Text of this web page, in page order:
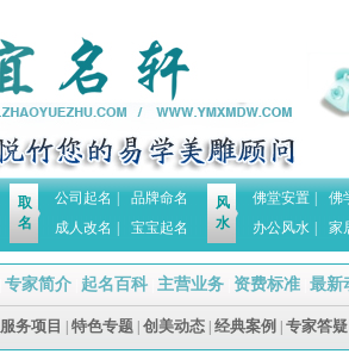
取
名
公司起名
品牌命名
成人改名
宝宝起名
风
水
佛堂安置
佛
办公风水
家
专家简介| 起名百科| 主营业务| 资费标准| 最新
服务项目 特色专题| 创美动态| 经典案例 专家答疑